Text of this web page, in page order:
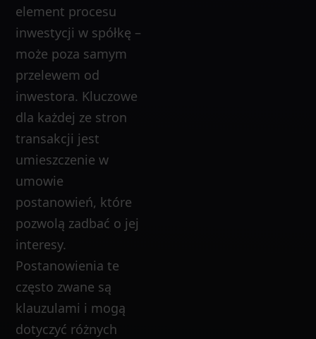
element procesu
inwestycji w spółkę –
może poza samym
przelewem od
inwestora. Kluczowe
dla każdej ze stron
transakcji jest
umieszczenie w
umowie
postanowień, które
pozwolą zadbać o jej
interesy.
Postanowienia te
często zwane są
klauzulami i mogą
dotyczyć różnych